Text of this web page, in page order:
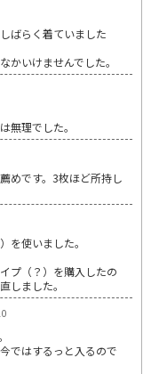
ばらく着ていました
かいけませんでした。
無理でした。
めです。3枚ほど所持し
を使いました。
プ（？）を購入したの
しました。
ではするっと入るので